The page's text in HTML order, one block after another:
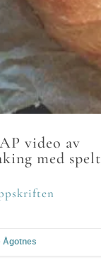
video av
med spelt
Ågotnes